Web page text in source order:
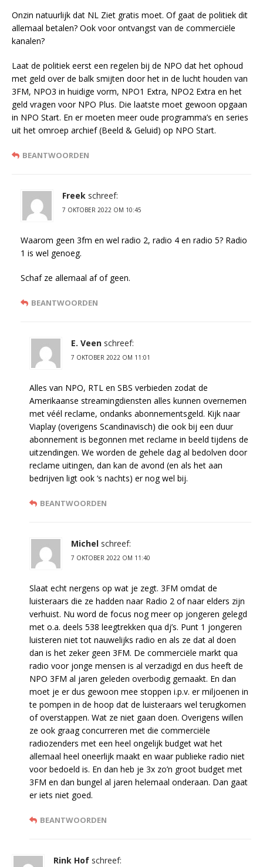
Onzin natuurlijk dat NL Ziet gratis moet. Of gaat de politiek dit
allemaal betalen? Ook voor ontvangst van de commerciële
kanalen?
Laat de politiek eerst een regelen bij de NPO dat het ophoud
met geld over de balk smijten door het in de lucht houden van
3FM, NPO3 in huidige vorm, NPO1 Extra, NPO2 Extra en het
geld vragen voor NPO Plus. Die laatste moet gewoon opgaan
in NPO Start. En er moeten meer oude programma’s en series
uit het omroep archief (Beeld & Geluid) op NPO Start.
BEANTWOORDEN
Freek schreef:
7 OKTOBER 2022 OM 10:45
Waarom geen 3fm en wel radio 2, radio 4 en radio 5? Radio
1 is wel genoeg.
Schaf ze allemaal af of geen.
BEANTWOORDEN
E. Veen schreef:
7 OKTOBER 2022 OM 11:01
Alles van NPO, RTL en SBS verbieden zodat de
Amerikaanse streamingdiensten alles kunnen overnemen
met véél reclame, ondanks abonnementsgeld. Kijk naar
Viaplay (overigens Scandinavisch) die ook bij een duur
abonnement is begonnen met reclame in beeld tijdens de
uitzendingen. We worden de gehele dag al bedolven door
reclame uitingen, dan kan de avond (en als het aan
bedrijven ligt ook ‘s nachts) er nog wel bij.
BEANTWOORDEN
Michel schreef:
7 OKTOBER 2022 OM 11:40
Slaat echt nergens op wat je zegt. 3FM omdat de
luisteraars die ze hadden naar Radio 2 of naar elders zijn
verhuist. Nu word de focus nog meer op jongeren gelegd
met o.a. deels 538 leegtrekken qua dj’s. Punt 1 jongeren
luisteren niet tot nauwelijks radio en als ze dat al doen
dan is het zeker geen 3FM. De commerciële markt qua
radio voor jonge mensen is al verzadigd en dus heeft de
NPO 3FM al jaren geleden overbodig gemaakt. En dan
moet je er dus gewoon mee stoppen i.p.v. er miljoenen in
te pompen in de hoop dat de luisteraars wel terugkomen
of overstappen. Wat ze niet gaan doen. Overigens willen
ze ook graag concurreren met die commerciële
radiozenders met een heel ongelijk budget wat het
allemaal heel oneerlijk maakt en waar publieke radio niet
voor bedoeld is. En dan heb je 3x zo’n groot budget met
3FM en dan bungel al jaren helemaal onderaan. Dan gaat
er iets niet goed.
BEANTWOORDEN
Rink Hof schreef: